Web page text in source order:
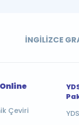
İNGILIZCE
Çeviri